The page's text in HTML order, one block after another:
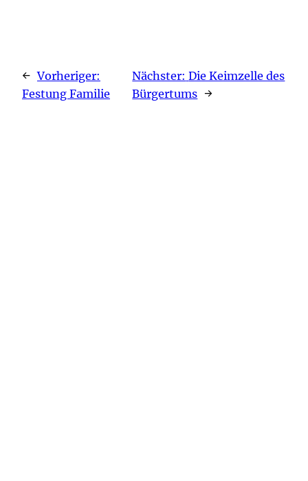
← Vorheriger:
Festung Familie
Nächster: Die Keimzelle des
Bürgertums →